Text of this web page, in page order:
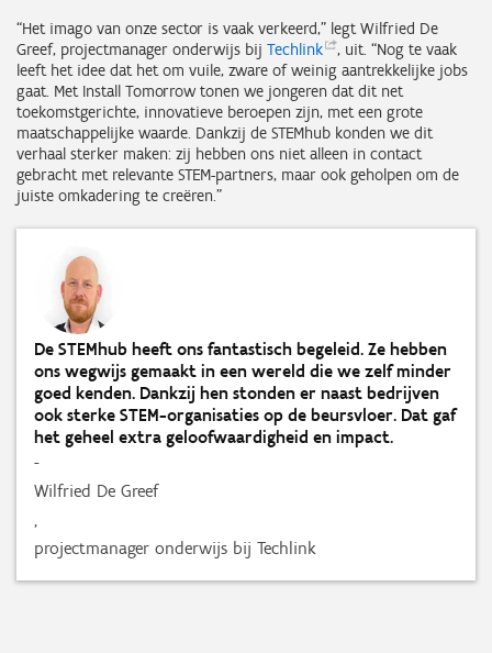
“Het imago van onze sector is vaak verkeerd,” legt Wilfried De
Greef, projectmanager onderwijs bij Techlink
, uit. “Nog te vaak
leeft het idee dat het om vuile, zware of weinig aantrekkelijke jobs
gaat. Met Install Tomorrow tonen we jongeren dat dit net
toekomstgerichte, innovatieve beroepen zijn, met een grote
maatschappelijke waarde. Dankzij de STEMhub konden we dit
verhaal sterker maken: zij hebben ons niet alleen in contact
gebracht met relevante STEM-partners, maar ook geholpen om de
juiste omkadering te creëren.”
De STEMhub heeft ons fantastisch begeleid. Ze hebben
ons wegwijs gemaakt in een wereld die we zelf minder
goed kenden. Dankzij hen stonden er naast bedrijven
ook sterke STEM-organisaties op de beursvloer. Dat gaf
het geheel extra geloofwaardigheid en impact.
-
Wilfried De Greef
,
projectmanager onderwijs bij Techlink